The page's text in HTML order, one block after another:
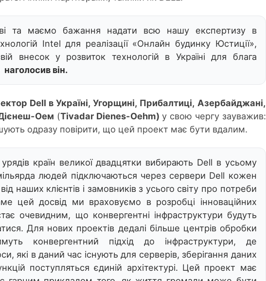
та маємо бажання надати всю нашу експертизу в
Intel для реалізації «Онлайн будинку Юстиції»,
внесок у розвиток технологій в Україні для блага
наголосив він.
Dell в Україні, Угорщині, Прибалтиці, Азербайджані,
Дієнеш-Оем (Tivadar Dienes-Oehm) у свою чергу зауважив:
одразу повірити, що цей проект має бути вдалим.
урядів країн великої двадцятки вибирають Dell в усьому
людей підключаються через сервери Dell кожен
наших клієнтів і замовників з усього світу про потреби
цей досвід ми враховуємо в розробці інноваційних
очевидним, що конвергентні інфраструктури будуть
Для нових проектів дедалі більше центрів обробки
конвергентний підхід до інфраструктури, де
які в даний час існують для серверів, зберігання даних
поступляться єдиній архітектурі. Цей проект має